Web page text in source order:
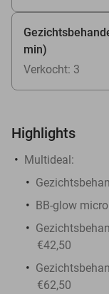
min)
Verkocht: 3
Highlights
Multideal:
BB-glow
€42,50
€62,50